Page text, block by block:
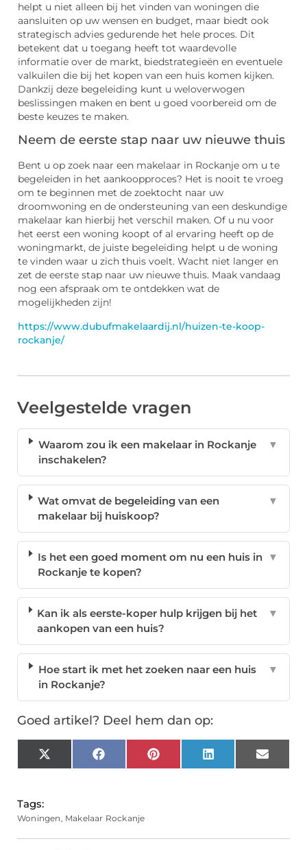
helpt u niet alleen bij het vinden van woningen die
aansluiten op uw wensen en budget, maar biedt ook
strategisch advies gedurende het hele proces. Dit
betekent dat u toegang heeft tot waardevolle
informatie over de markt, biedstrategieën en eventuele
valkuilen die bij het kopen van een huis komen kijken.
Dankzij deze begeleiding kunt u weloverwogen
beslissingen maken en bent u goed voorbereid om de
beste keuzes te maken.
Neem de eerste stap naar uw nieuwe thuis
Bent u op zoek naar een makelaar in Rockanje om u te
begeleiden in het aankoopproces? Het is nooit te vroeg
om te beginnen met de zoektocht naar uw
droomwoning en de ondersteuning van een deskundige
makelaar kan hierbij het verschil maken. Of u nu voor
het eerst een woning koopt of al ervaring heeft op de
woningmarkt, de juiste begeleiding helpt u de woning
te vinden waar u zich thuis voelt. Wacht niet langer en
zet de eerste stap naar uw nieuwe thuis. Maak vandaag
nog een afspraak om te ontdekken wat de
mogelijkheden zijn!
https://www.dubufmakelaardij.nl/huizen-te-koop-
rockanje/
Veelgestelde vragen
Waarom zou ik een makelaar in Rockanje
inschakelen?
▼
Wat omvat de begeleiding van een
makelaar bij huiskoop?
▼
Is het een goed moment om nu een huis in
Rockanje te kopen?
▼
Kan ik als eerste-koper hulp krijgen bij het
aankopen van een huis?
▼
Hoe start ik met het zoeken naar een huis
in Rockanje?
▼
Goed artikel? Deel hem dan op:
X
(Twitter)
FacebookPinterest LinkedIn Email
Tags:
Woningen, Makelaar Rockanje